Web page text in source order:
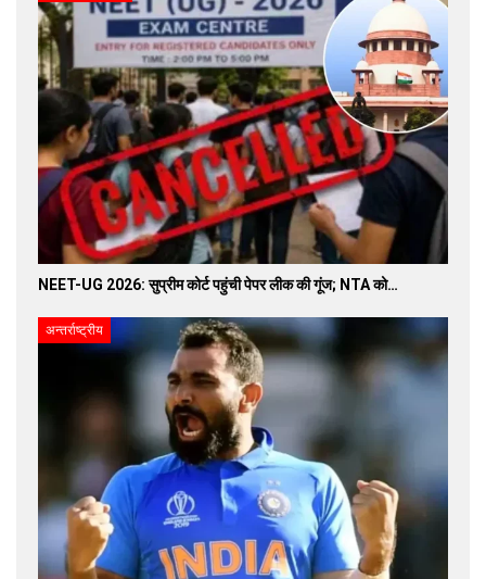
NEET-UG 2026: सुप्रीम कोर्ट पहुंची पेपर लीक की गूंज; NTA को…
अन्तर्राष्ट्रीय